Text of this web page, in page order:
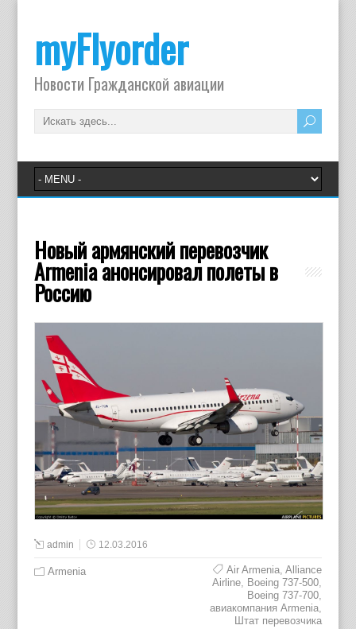
myFlyorder
Новости Гражданской авиации
Новый армянский перевозчик
Armenia анонсировал полеты в
Россию
admin 12.03.2016
Armenia Air Armenia,Alliance
Airline, Boeing 737-500,
Boeing 737-700,
авиакомпания Armenia,
Штат перевозчика